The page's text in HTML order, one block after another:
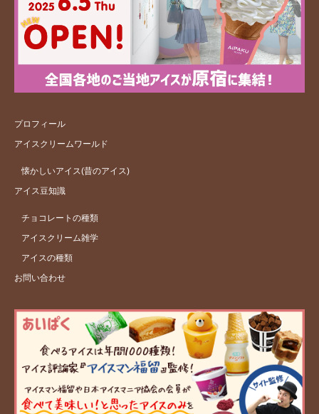
プロフィール
アイスクリームワールド
懐かしいアイス(昔のアイス)
アイス豆知識
チョコレートの種類
アイスクリーム雑学
アイスの種類
お問い合わせ